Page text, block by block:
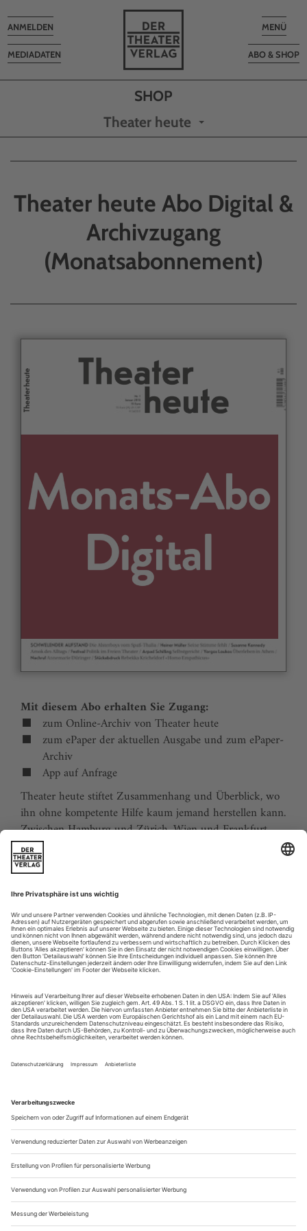
Toggle
MENÜ
ABO & SHOP
MEDIADATEN
Toggle
navigation
ANMELDEN
Theater heute
Theater heute Abo Digital &
Archivzugang
(Monatsabonnement)
Mit diesem Abo erhalten Sie Zugang:
zum Online-Archiv von Theater heute
zum ePaper der aktuellen Ausgabe und zum ePaper-
Archiv
App auf Anfrage
Theater heute stiftet Zusammenhang und Überblick, wo
ihn ohne kompetente Hilfe kaum jemand herstellen kann.
Zwischen Hamburg und Zürich, Wien und Frankfurt,
Jena und Aachen gibt es wie nirgends auf der Welt eine
dichte, vielfältige und produktive Theaterszene. Mit
Theater heute sind Sie jederzeit über die wichtigsten
Ereignisse informiert. Theater heute erscheint 12-mal im
Jahr mit einem Doppelheft im Juli und dem Jahrbuch im
August.
Sie erhalten Zugang zum Online-Archiv von Theater
heute und können sowohl das aktuelle ePaper als auch
das ePaper-Archiv über Ihren Account auf www.der-
theaterverlag.de einsehen. Zugang zur App auf Anfrage.
Das Abonnement hat eine Laufzeit von einem Monat und
verlängert sich jeweils um einen weiteren Monat, sofern
es nicht vom Kunden auf der Seite „Mein Konto/Meine
Bestellungen“ auf www.der-theaterverlag.de gekündigt
in Kraft.
Aus steuerlichen Gründen abweichende Preise für Käufe
außerhalb Deutschlands (Endpreis vor Auslösen der Bestellung
ersichtlich)